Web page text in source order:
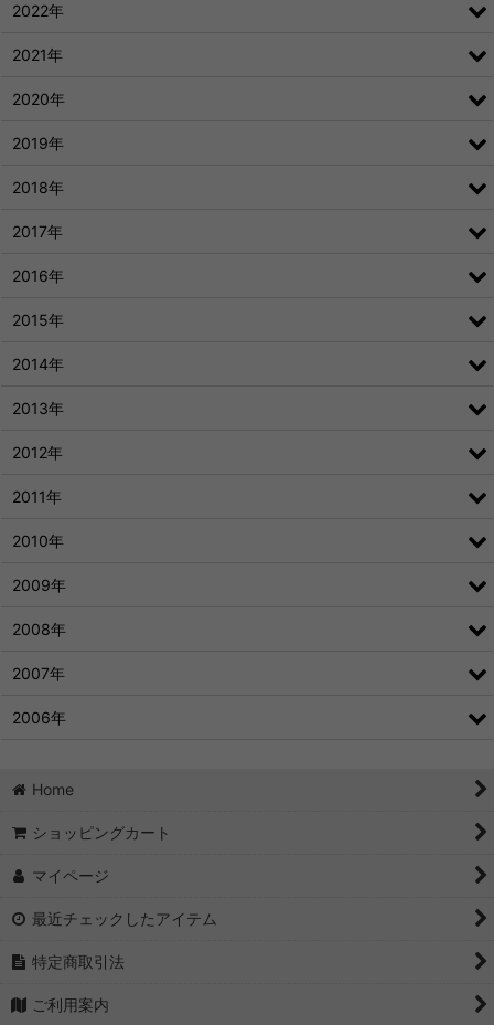
2022年
2021年
2020年
2019年
2018年
2017年
2016年
2015年
2014年
2013年
2012年
2011年
2010年
2009年
2008年
2007年
2006年
Home
ショッピングカート
マイページ
最近チェックしたアイテム
特定商取引法
ご利用案内